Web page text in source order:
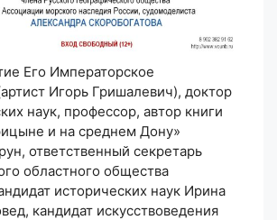
Его Императорское
Игорь Гришалевич), доктор
наук, профессор, автор книги
и на среднем Дону»
ответственный секретарь
областного общества
исторических наук Ирина
кандидат искусствоведения